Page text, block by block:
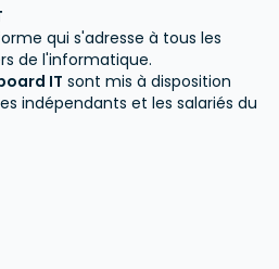
qui s'adresse à tous les
de l'informatique.
IT sont mis à disposition
indépendants et les salariés du